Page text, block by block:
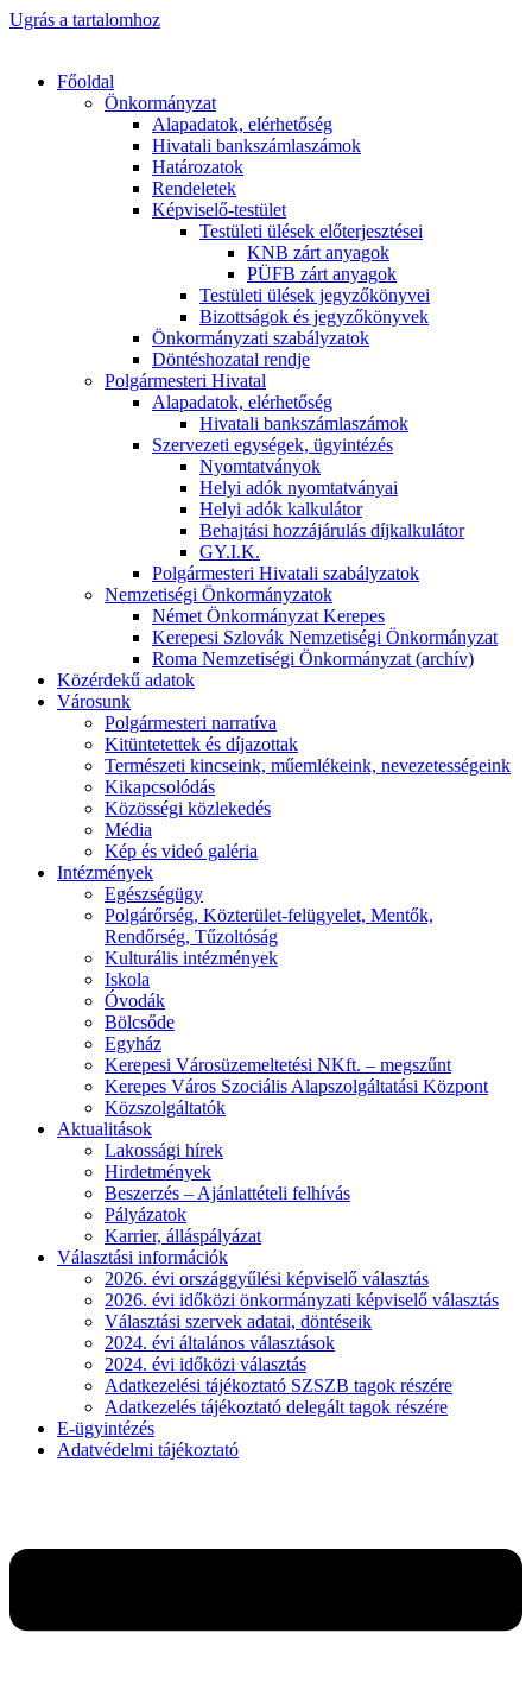
Ugrás a tartalomhoz
Főoldal
Önkormányzat
Alapadatok, elérhetőség
Hivatali bankszámlaszámok
Határozatok
Rendeletek
Képviselő-testület
Testületi ülések előterjesztései
KNB zárt anyagok
PÜFB zárt anyagok
Testületi ülések jegyzőkönyvei
Bizottságok és jegyzőkönyvek
Önkormányzati szabályzatok
Döntéshozatal rendje
Polgármesteri Hivatal
Alapadatok, elérhetőség
Hivatali bankszámlaszámok
Szervezeti egységek, ügyintézés
Nyomtatványok
Helyi adók nyomtatványai
Helyi adók kalkulátor
Behajtási hozzájárulás díjkalkulátor
GY.I.K.
Polgármesteri Hivatali szabályzatok
Nemzetiségi Önkormányzatok
Német Önkormányzat Kerepes
Kerepesi Szlovák Nemzetiségi Önkormányzat
Roma Nemzetiségi Önkormányzat (archív)
Közérdekű adatok
Városunk
Polgármesteri narratíva
Kitüntetettek és díjazottak
Természeti kincseink, műemlékeink, nevezetességeink
Kikapcsolódás
Közösségi közlekedés
Média
Kép és videó galéria
Intézmények
Egészségügy
Polgárőrség, Közterület-felügyelet, Mentők,
Rendőrség, Tűzoltóság
Kulturális intézmények
Iskola
Óvodák
Bölcsőde
Egyház
Kerepesi Városüzemeltetési NKft. – megszűnt
Kerepes Város Szociális Alapszolgáltatási Központ
Közszolgáltatók
Aktualitások
Lakossági hírek
Hirdetmények
Beszerzés – Ajánlattételi felhívás
Pályázatok
Karrier, álláspályázat
Választási információk
2026. évi országgyűlési képviselő választás
2026. évi időközi önkormányzati képviselő választás
Választási szervek adatai, döntéseik
2024. évi általános választások
2024. évi időközi választás
Adatkezelési tájékoztató SZSZB tagok részére
Adatkezelés tájékoztató delegált tagok részére
E-ügyintézés
Adatvédelmi tájékoztató